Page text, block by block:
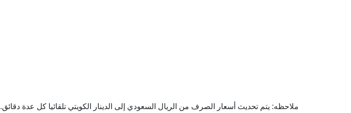
ملاحظه: يتم تحديث أسعار الصرف من الريال السعودي إلى الدينار الكويتي تلقائيا كل عدة دقائق.